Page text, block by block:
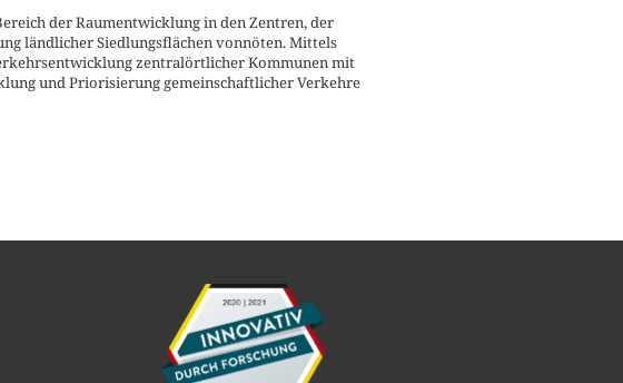
der Raumentwicklung in den Zentren, der
ländlicher Siedlungsflächen vonnöten. Mittels
zentralörtlicher Kommunen mit
und Priorisierung gemeinschaftlicher Verkehre